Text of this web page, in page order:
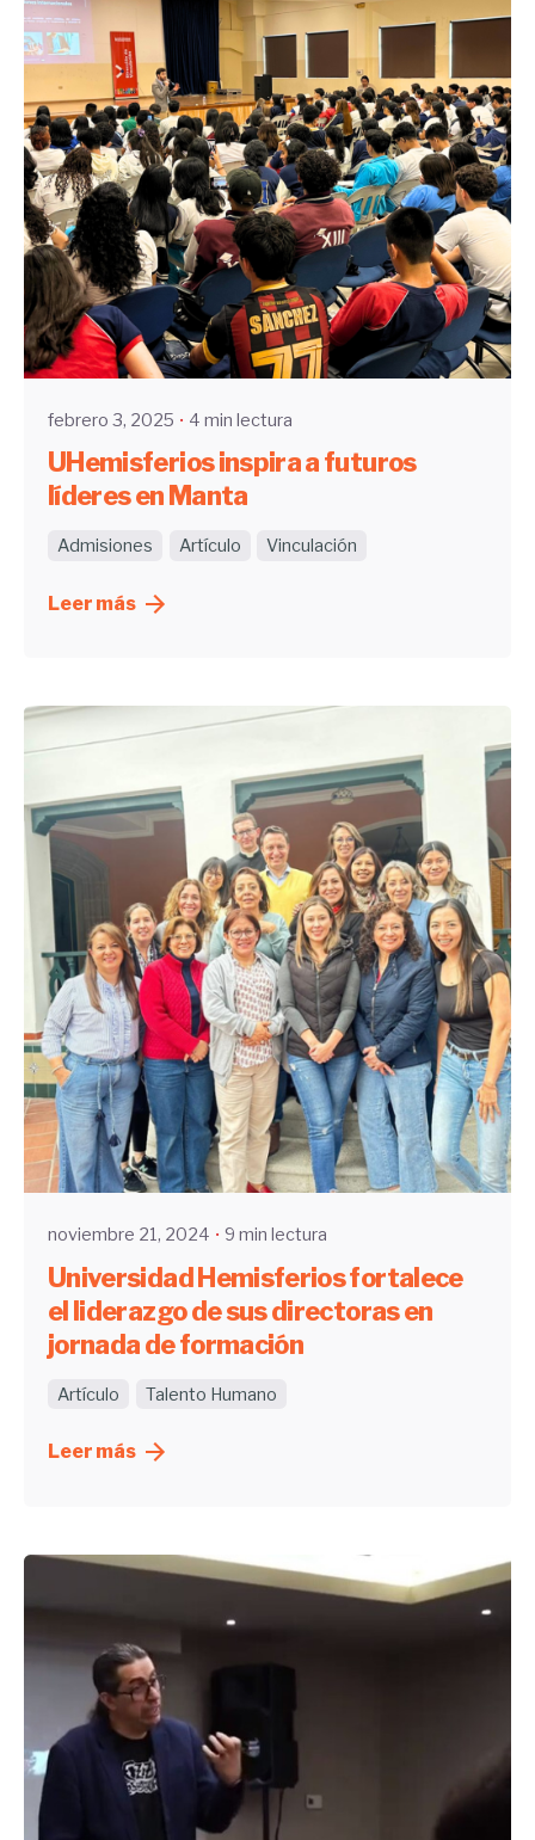
Enviado por
UHE
febrero 3, 2025 4 min lectura
UHemisferios inspira a futuros
líderes en Manta
Admisiones Artículo Vinculación
Leer más
Enviado por
UHE
noviembre 21, 2024 9 min lectura
Universidad Hemisferios fortalece
el liderazgo de sus directoras en
jornada de formación
Artículo Talento Humano
Leer más